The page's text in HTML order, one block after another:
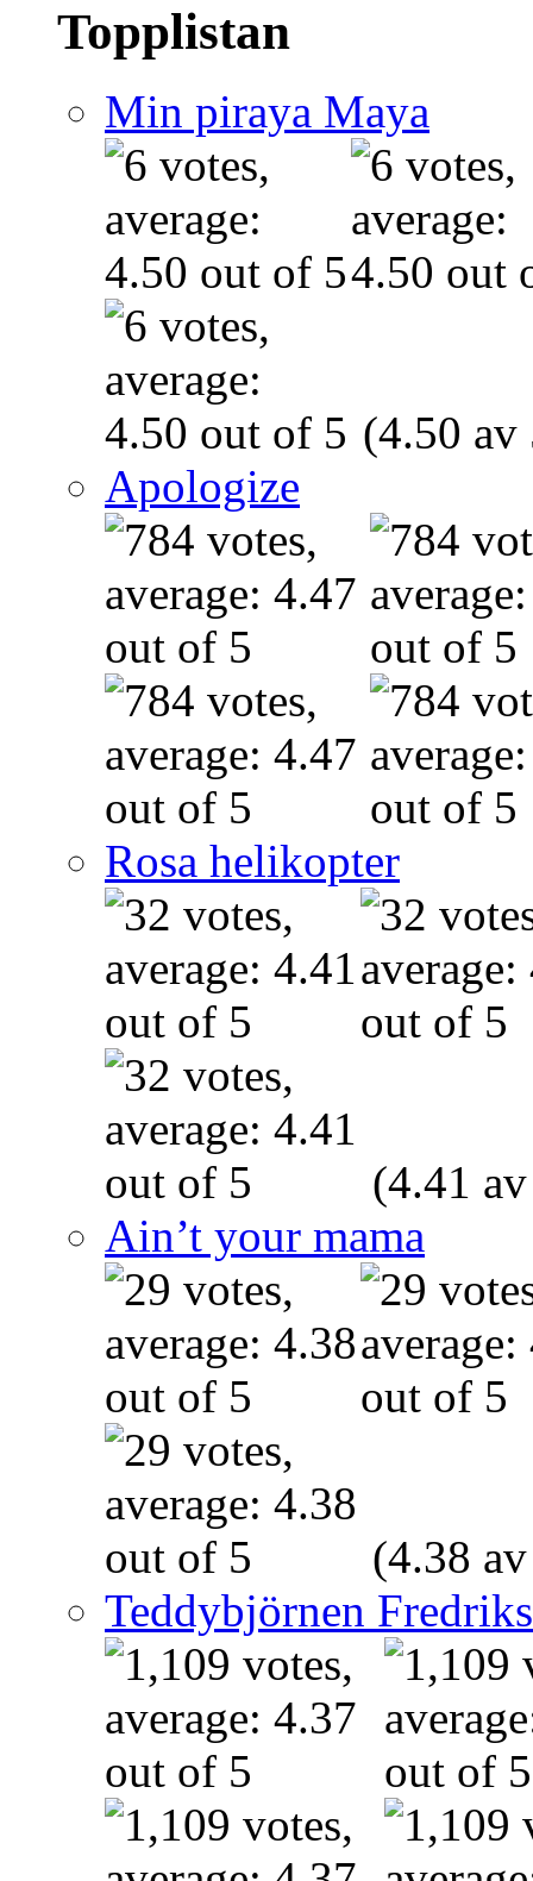
Topplistan
Min piraya Maya
(4.50 av
Apologize
Rosa helikopter
(4.41
Ain’t your mama
(4.38
Teddybjörnen